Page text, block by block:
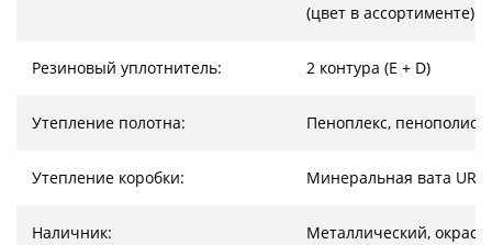
(цвет в ассортименте)
Резиновый уплотнитель: 2 контура (E + D)
Утепление полотна: Пеноплекс,
Утепление коробки: Минеральная вата
Наличник:
Металлический, окрас –